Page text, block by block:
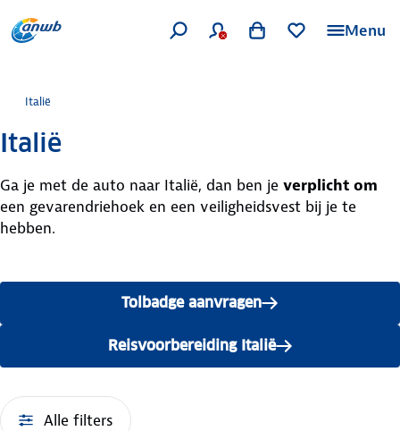
Menu
Italië
Italië
Ga je met de auto naar Italië, dan ben je verplicht om
een gevarendriehoek en een veiligheidsvest bij je te
hebben.
Tolbadge aanvragen
Reisvoorbereiding Italië
Alle filters